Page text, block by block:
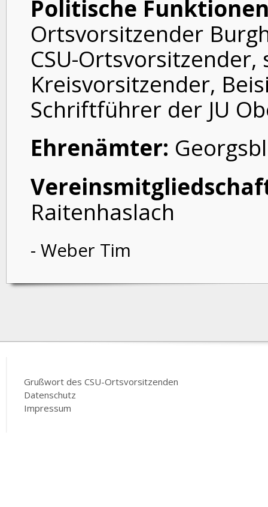
Politische
Ortsvorsitzender
CSU-Ortsvorsitzender,
Kreisvorsitzender,
Schriftführer der JU
Ehrenämter:
Raitenhaslach
- Weber Tim
Grußwort des CSU-Ortsvorsitzenden
Datenschutz
Impressum